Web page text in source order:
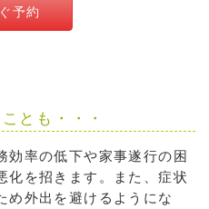
予約
とも・・・
効率の低下や家事遂行の困
化を招きます。また、症状
め外出を避けるようにな